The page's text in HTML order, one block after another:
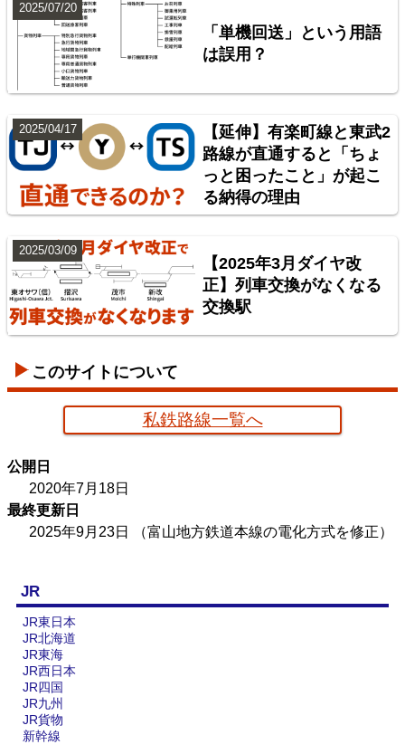
神奈川臨海鉄道配線略図 増補版
楽天市場 書泉 BOOTH
楽天市場 書泉
「単機回送」という用語
は誤用？
2025/07/20
【延伸】有楽町線と東武2
路線が直通すると「ちょ
っと困ったこと」が起こ
る納得の理由
2025/04/17
【2025年3月ダイヤ改
正】列車交換がなくなる
交換駅
2025/03/09
このサイトについて
私鉄路線一覧へ
公開日
2020年7月18日
最終更新日
2025年9月23日
（富山地方鉄道本線の電化方式を修正）
JR
JR東日本
JR北海道
JR東海
JR西日本
JR四国
JR九州
JR貨物
新幹線